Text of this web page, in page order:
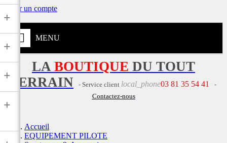
Créer un compte
MENU
+
+
+
+
LA BOUTIQUE DU TOUT
TERRAIN
- Service client local_phone03 81 35 54 41
-
Contactez-nous
Accueil
EQUIPEMENT PILOTE